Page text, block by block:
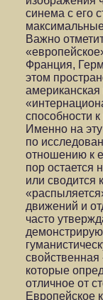
синема с его
Важно
Франция,
этом
способности
Именно на
по
отношению к
пор остается
или сводится
движений и
часто
которые
отличное от
Европейское